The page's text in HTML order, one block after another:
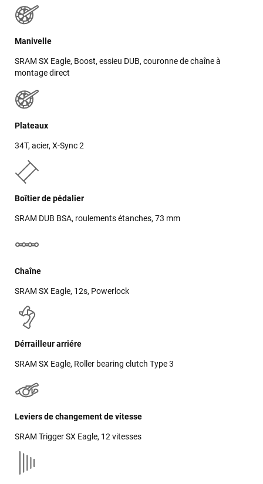
Manivelle
SRAM SX Eagle, Boost, essieu DUB, couronne de chaîne à
montage direct
Plateaux
34T, acier, X-Sync 2
Boîtier de pédalier
SRAM DUB BSA, roulements étanches, 73 mm
Chaîne
SRAM SX Eagle, 12s, Powerlock
Dérrailleur arriére
SRAM SX Eagle, Roller bearing clutch Type 3
Leviers de changement de vitesse
SRAM Trigger SX Eagle, 12 vitesses